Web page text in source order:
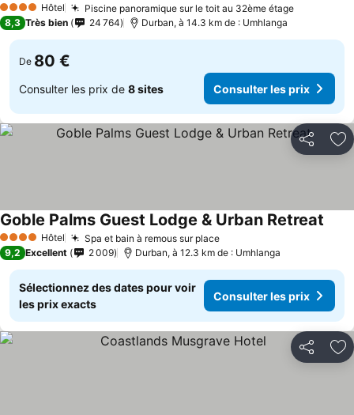
4 Étoiles Hôtel Piscine panoramique sur le toit au 32ème étage
8,3 Très bien 24 764 Durban, à 14.3 km de : Umhlanga
De 80 €
Consulter les prix de 8 sites Consulter les prix
Partager
4 Étoiles Hôtel Spa et bain à remous sur place
Goble Palms Guest Lodge & Urban Retreat
9,2 Excellent 2 009 Durban, à 12.3 km de : Umhlanga
Sélectionnez des dates pour voir
les prix exacts
Consulter les prix
Partager